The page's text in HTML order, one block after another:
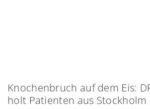
Knochenbruch auf dem Eis:
holt Patienten aus Stockholm